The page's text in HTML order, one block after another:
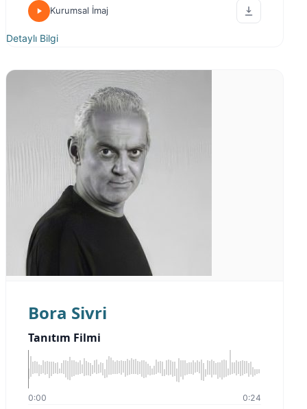
Kurumsal İmaj
Detaylı Bilgi
Bora Sivri
Tanıtım Filmi
0:00 0:24